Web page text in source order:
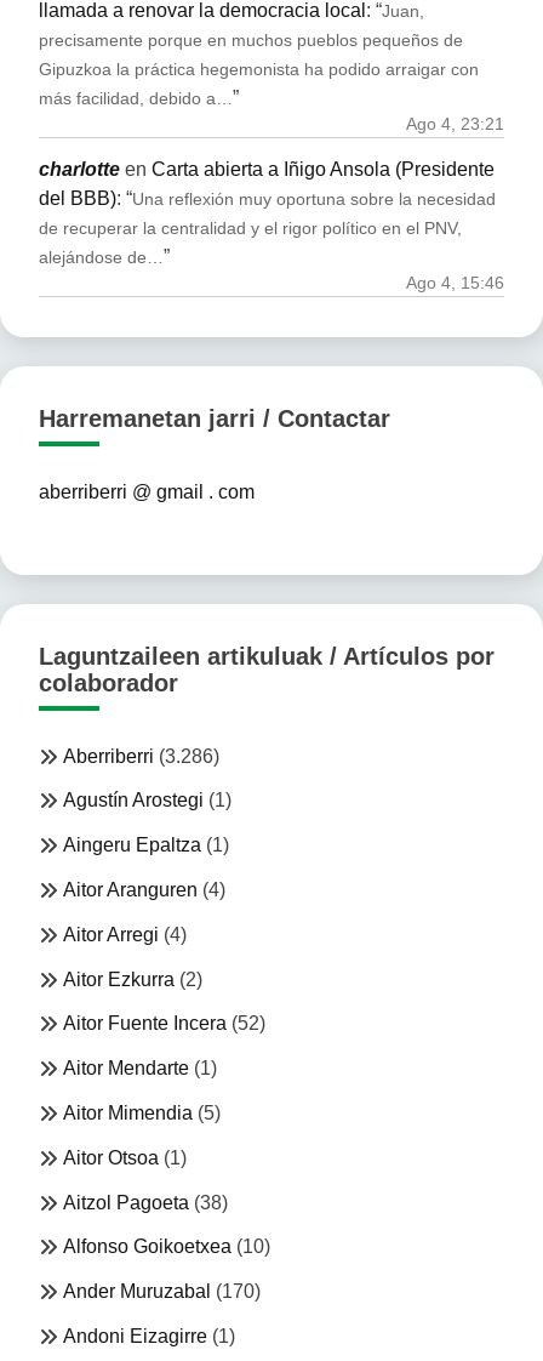
llamada a renovar la democracia local : “Juan,
precisamente porque en muchos pueblos pequeños de
Gipuzkoa la práctica hegemonista ha podido arraigar con
más facilidad, debido a… ”
Ago 4, 23:21
charlotte en Carta abierta a Iñigo Ansola (Presidente
del BBB): “Una reflexión muy oportuna sobre la necesidad
de recuperar la centralidad y el rigor político en el PNV,
alejándose de… ”
Ago 4, 15:46
Harremanetan jarri / Contactar
aberriberri @ gmail . com
Laguntzaileen artikuluak / Artículos por
colaborador
Aberriberri (3.286)
Agustín Arostegi (1)
Aingeru Epaltza (1)
Aitor Aranguren (4)
Aitor Arregi (4)
Aitor Ezkurra (2)
Aitor Fuente Incera (52)
Aitor Mendarte (1)
Aitor Mimendia (5)
Aitor Otsoa (1)
Aitzol Pagoeta (38)
Alfonso Goikoetxea (10)
Ander Muruzabal (170)
Andoni Eizagirre (1)